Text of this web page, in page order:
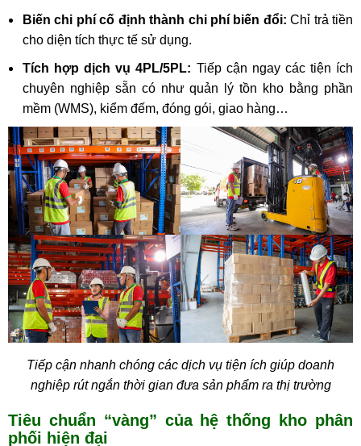
Biến chi phí cố định thành chi phí biến đổi: Chỉ trả tiền
cho diện tích thực tế sử dụng.
Tích hợp dịch vụ 4PL/5PL: Tiếp cận ngay các tiện ích
chuyên nghiệp sẵn có như quản lý tồn kho bằng phần
mềm (WMS), kiểm đếm, đóng gói, giao hàng…
Tiếp cận nhanh chóng các dịch vụ tiện ích giúp doanh
nghiệp rút ngắn thời gian đưa sản phẩm ra thị trường
Tiêu chuẩn “vàng” của hệ thống kho phân
phối hiện đại